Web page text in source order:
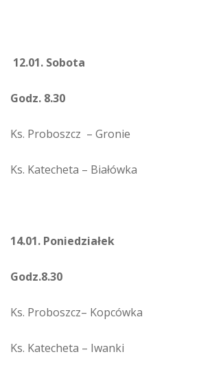
12.01. Sobota
Godz. 8.30
Ks. Proboszcz – Gronie
Ks. Katecheta – Białówka
14.01. Poniedziałek
Godz.8.30
Ks. Proboszcz– Kopcówka
Ks. Katecheta – Iwanki